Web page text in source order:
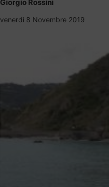
Giorgio Rossini
venerdì 8 Novembre 2019